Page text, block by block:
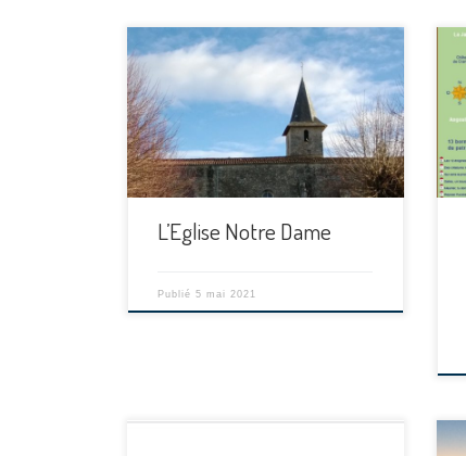
[…]
L’Eglise Notre Dame
Publié5 mai 2021